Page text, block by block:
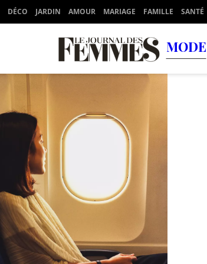
DÉCO JARDIN AMOUR MARIAGE FAMILLE SANTÉ
MODE